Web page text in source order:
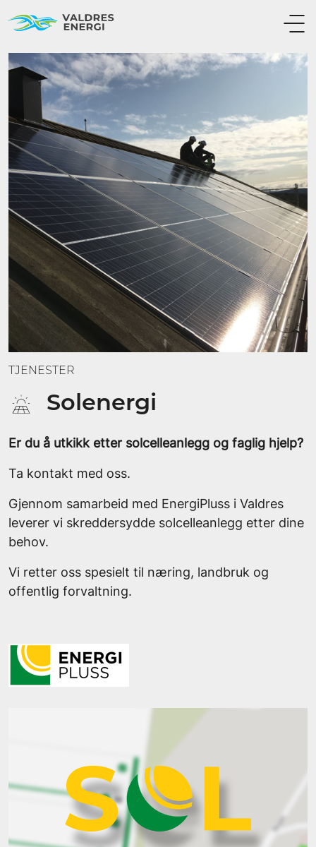
TJENESTER
Solenergi
Er du å utkikk etter solcelleanlegg og faglig hjelp?
Ta kontakt med oss.
Gjennom samarbeid med EnergiPluss i Valdres
leverer vi skreddersydde solcelleanlegg etter dine
behov.
Vi retter oss spesielt til næring, landbruk og
offentlig forvaltning.